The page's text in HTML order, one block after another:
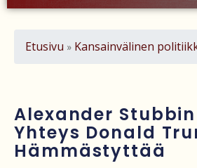
Justin Trudeau puolustautuu kritiikiltä
Turistijuna kaatui Cártaman tapasjuhlilla –
Työläistaustainen kansanedustaja avaa
Etusivu » Kansainvälinen
Alexander
Yhteys Donald
Hämmästyttää